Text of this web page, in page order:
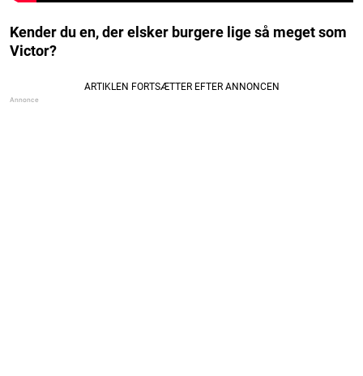
Kender du en, der elsker burgere lige så meget som
Victor?